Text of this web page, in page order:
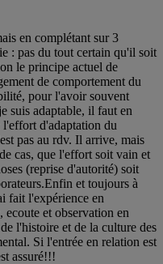
en complétant sur 3
: pas du tout certain qu'il soit
le principe actuel de
de comportement du
pour l'avoir souvent
suis adaptable, il faut en
l'effort d'adaptation du
pas au rdv. Il arrive, mais
cas, que l'effort soit vain et
(reprise d'autorité) soit
et toujours à
fait l'expérience en
ecoute et observation en
l'histoire et de la culture des
Si l'entrée en relation est
assuré!!!